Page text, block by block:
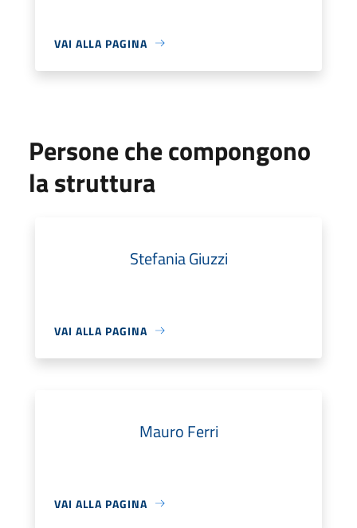
VAI ALLA PAGINA
Persone che compongono
la struttura
Stefania Giuzzi
VAI ALLA PAGINA
Mauro Ferri
VAI ALLA PAGINA